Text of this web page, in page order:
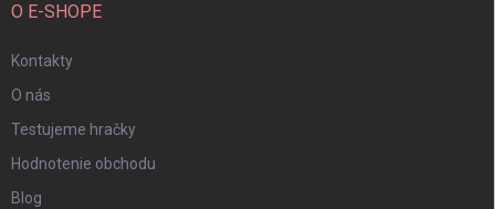
O E-SHOPE
Kontakty
O nás
Testujeme hračky
Hodnotenie obchodu
Blog